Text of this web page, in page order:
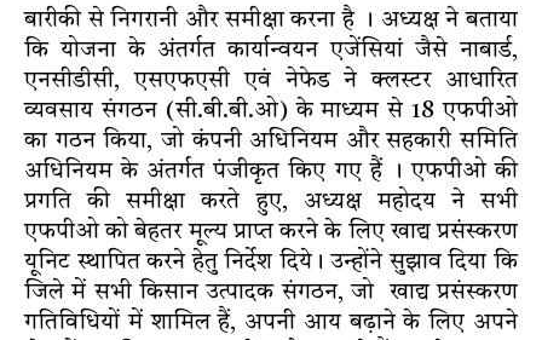
बारीकी से निगरानी और समीक्षा करना है । अध्यक्ष ने बताया
कि योजना के अंतर्गत कार्यान्वयन एजेंसियां जैसे नाबार्ड,
एनसीडीसी, एसएफएसी एवं नेफेड ने क्लस्टर आधारित
व्यवसाय संगठन (सी.बी.बी.ओ) के माध्यम से 18 एफपीओ
का गठन किया, जो कंपनी अधिनियम और सहकारी समिति
अधिनियम के अंतर्गत पंजीकृत किए गए हैं । एफपीओ की
प्रगति की समीक्षा करते हुए, अध्यक्ष महोदय ने सभी
एफपीओ को बेहतर मूल्य प्राप्त करने के लिए खाद्य प्रसंस्करण
यूनिट स्थापित करने हेतु निर्देश दिये। उन्होंने सुझाव दिया कि
जिले में सभी किसान उत्पादक संगठन, जो खाद्य प्रसंस्करण
गतिविधियों में शामिल हैं, अपनी आय बढ़ाने के लिए अपने